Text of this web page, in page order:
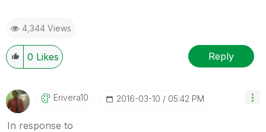
4,344 Views
0 Likes Reply
Erivera10 ‎2016-03-10 05:42 PM
In response to